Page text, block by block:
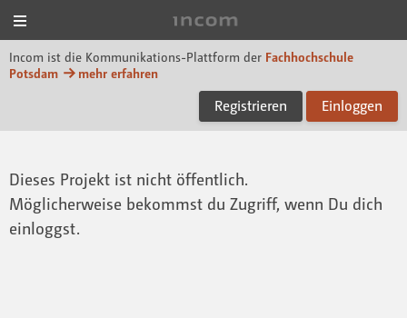
Incom ist die Kommunikations-Plattform der Fachhochschule
Potsdam
mehr erfahren
Registrieren Einloggen
Dieses Projekt ist nicht öffentlich.
Möglicherweise bekommst du Zugriff, wenn Du dich
einloggst.